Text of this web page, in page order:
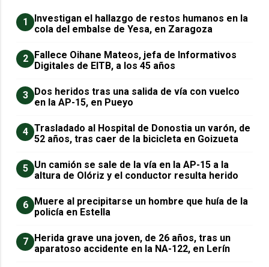
1
Investigan el hallazgo de restos humanos en la
cola del embalse de Yesa, en Zaragoza
2 Fallece Oihane Mateos, jefa de Informativos
Digitales de EITB, a los 45 años
3 Dos heridos tras una salida de vía con vuelco
en la AP-15, en Pueyo
4 Trasladado al Hospital de Donostia un varón, de
52 años, tras caer de la bicicleta en Goizueta
5 Un camión se sale de la vía en la AP-15 a la
altura de Olóriz y el conductor resulta herido
6 Muere al precipitarse un hombre que huía de la
policía en Estella
7 Herida grave una joven, de 26 años, tras un
aparatoso accidente en la NA-122, en Lerín